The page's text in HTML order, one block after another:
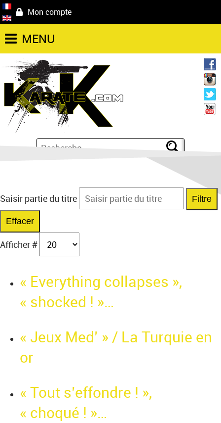
Mon compte
MENU
Saisir partie du titre Filtre
Effacer
Afficher #
« Everything collapses »,
« shocked ! »…
« Jeux Med’ » / La Turquie en
or
« Tout s’effondre ! »,
« choqué ! »…